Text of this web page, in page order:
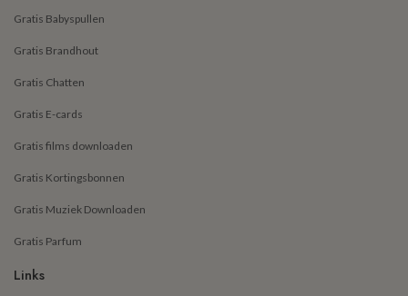
Gratis Babyspullen
Gratis Brandhout
Gratis Chatten
Gratis E-cards
Gratis films downloaden
Gratis Kortingsbonnen
Gratis Muziek Downloaden
Gratis Parfum
Links